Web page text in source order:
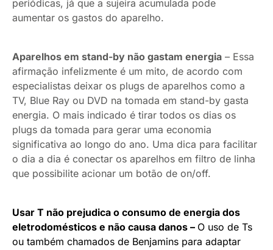
periódicas, já que a sujeira acumulada pode
aumentar os gastos do aparelho.
Aparelhos em stand-by não gastam energia – Essa
afirmação infelizmente é um mito, de acordo com
especialistas deixar os plugs de aparelhos como a
TV, Blue Ray ou DVD na tomada em stand-by gasta
energia. O mais indicado é tirar todos os dias os
plugs da tomada para gerar uma economia
significativa ao longo do ano. Uma dica para facilitar
o dia a dia é conectar os aparelhos em filtro de linha
que possibilite acionar um botão de on/off.
Usar T não prejudica o consumo de energia dos
eletrodomésticos e não causa danos – O uso de Ts
ou também chamados de Benjamins para adaptar